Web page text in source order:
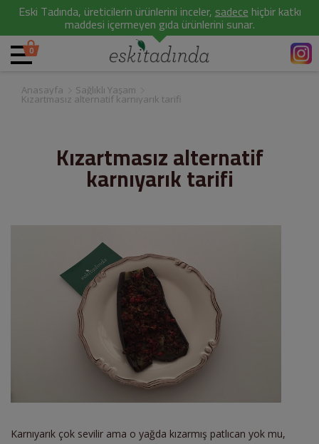
Eski Tadında, üreticilerin ürünlerini inceler,sadecehiçbir katkı
maddesi içermeyen gıda ürünlerini sunar.
0
Anasayfa Sağlıklı Yaşam
Kızartmasız alternatif karnıyarık tarifi
Kızartmasız alternatif
karnıyarık tarifi
Karnıyarık çok sevilir ama o yağda kızarmış patlıcan yok mu,